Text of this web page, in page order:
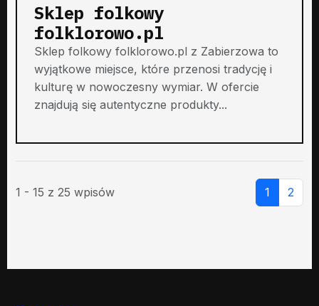
Sklep folkowy
folklorowo.pl
Sklep folkowy folklorowo.pl z Zabierzowa to
wyjątkowe miejsce, które przenosi tradycję i
kulturę w nowoczesny wymiar. W ofercie
znajdują się autentyczne produkty...
1 - 15 z 25 wpisów 1 2